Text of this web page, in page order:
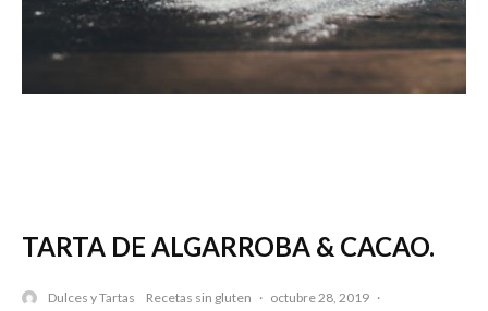
TARTA DE ALGARROBA & CACAO.
Dulces y Tartas Recetas sin gluten · octubre 28, 2019 ·